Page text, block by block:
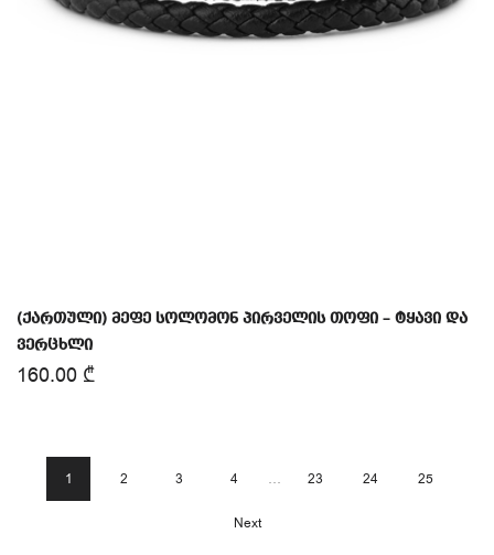
(ქართული) მეფე სოლომონ პირველის თოფი – ტყავი და
ვერცხლი
160.00 ₾
1 2 3 4 … 23 24 25
Next